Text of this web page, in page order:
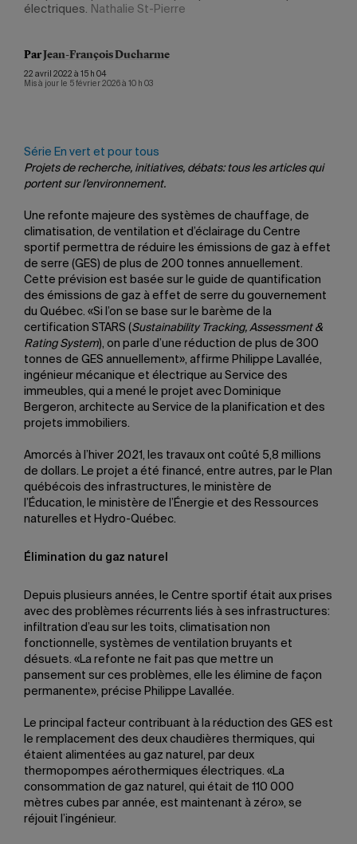
électriques.
Nathalie St-Pierre
ParJean-François Ducharme
22 avril 2022 à 15 h 04
Mis à jour le 5 février 2026 à 10 h 03
Série En vert et pour tous
Projets de recherche, initiatives, débats: tous les articles qui
portent sur l’environnement.
Une refonte majeure des systèmes de chauffage, de
climatisation, de ventilation et d’éclairage du Centre
sportif permettra de réduire les émissions de gaz à effet
de serre (GES) de plus de 200 tonnes annuellement.
Cette prévision est basée sur le guide de quantification
des émissions de gaz à effet de serre du gouvernement
du Québec. «Si l’on se base sur le barème de la
certification STARS (Sustainability Tracking, Assessment &
Rating System), on parle d’une réduction de plus de 300
tonnes de GES annuellement», affirme Philippe Lavallée,
ingénieur mécanique et électrique au Service des
immeubles, qui a mené le projet avec Dominique
Bergeron, architecte au Service de la planification et des
projets immobiliers.
Amorcés à l’hiver 2021, les travaux ont coûté 5,8 millions
de dollars. Le projet a été financé, entre autres, par le Plan
québécois des infrastructures, le ministère de
l’Éducation, le ministère de l’Énergie et des Ressources
naturelles et Hydro-Québec.
Élimination du gaz naturel
Depuis plusieurs années, le Centre sportif était aux prises
avec des problèmes récurrents liés à ses infrastructures:
infiltration d’eau sur les toits, climatisation non
fonctionnelle, systèmes de ventilation bruyants et
désuets. «La refonte ne fait pas que mettre un
pansement sur ces problèmes, elle les élimine de façon
permanente», précise Philippe Lavallée.
Le principal facteur contribuant à la réduction des GES est
le remplacement des deux chaudières thermiques, qui
étaient alimentées au gaz naturel, par deux
thermopompes aérothermiques électriques. «La
consommation de gaz naturel, qui était de 110 000
mètres cubes par année, est maintenant à zéro», se
réjouit l’ingénieur.